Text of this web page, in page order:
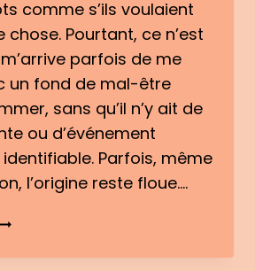
comme s’ils voulaient
chose. Pourtant, ce n’est
parfois de me
un fond de mal-être
sans qu’il n’y ait de
ou d’événement
Parfois, même
l’origine reste floue….
HUMEUR